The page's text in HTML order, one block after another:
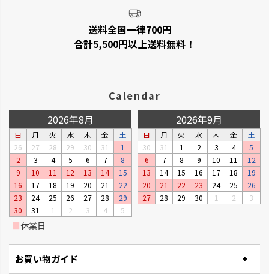
送料全国一律700円
合計5,500円以上送料無料！
Calendar
2026年8月
日 月 火 水 木 金
土
26
27 28 29 30 31
1
2
3 4 5 6 7
8
9
10 11 12 13 14
15
16
17 18 19 20 21
22
23
24 25 26 27 28
29
30
31 1 2 3 4 5
2026年9月
日 月 火 水 木 金
土
30
31 1 2 3 4
5
6
7 8 9 10 11
12
13
14 15 16 17 18
19
20
21 22 23 24 25
26
27
28 29 30 1 2 3
■休業日
お買い物ガイド